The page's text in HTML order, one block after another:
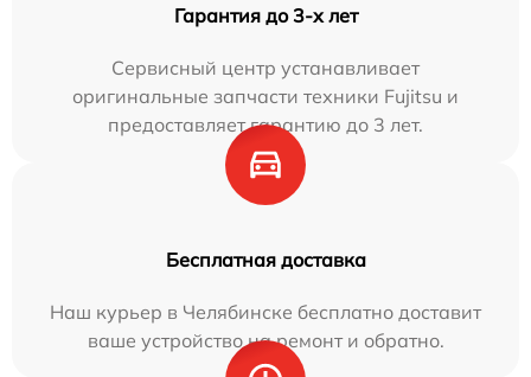
Гарантия до 3-х лет
Сервисный центр устанавливает
оригинальные запчасти техники Fujitsu и
предоставляет гарантию до 3 лет.
Бесплатная доставка
Наш курьер в Челябинске бесплатно доставит
ваше устройство на ремонт и обратно.